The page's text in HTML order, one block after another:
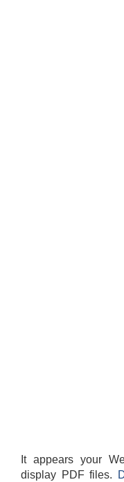
It appears your
display PDF files.